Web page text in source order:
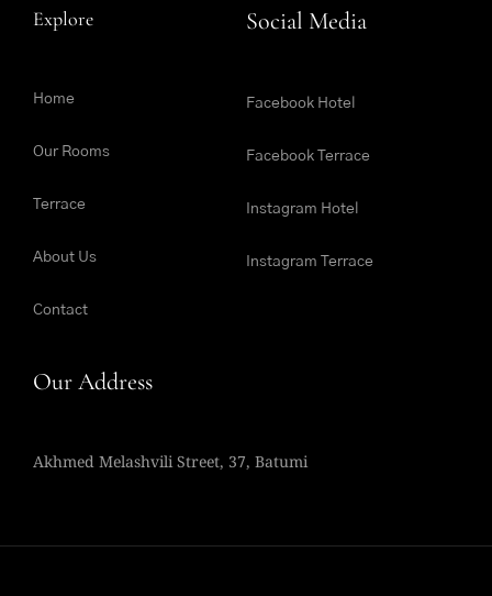
Explore
Home
Our Rooms
Terrace
About Us
Contact
Social Media
Facebook Hotel
Facebook Terrace
Instagram Hotel
Instagram Terrace
Our Address
Akhmed Melashvili Street, 37, Batumi